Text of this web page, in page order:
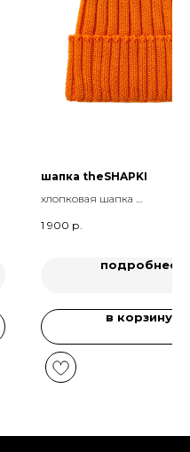
шапка theSHAPKI
хлопковая шапка
1 900 р.
подробнее
в корзину